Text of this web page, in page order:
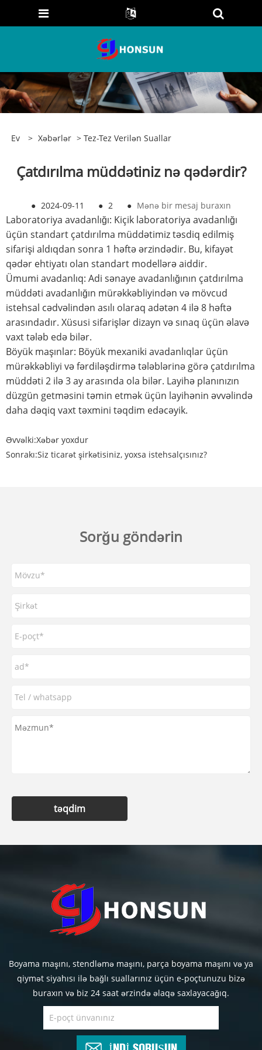
Ev > Xəbərlər > Tez-Tez Verilən Suallar
Çatdırılma müddətiniz nə qədərdir?
● 2024-09-11 ● 2 ● Mənə bir mesaj buraxın
Laboratoriya avadanlığı: Kiçik laboratoriya avadanlığı
üçün standart çatdırılma müddətimiz təsdiq edilmiş
sifarişi aldıqdan sonra 1 həftə ərzindədir. Bu, kifayət
qədər ehtiyatı olan standart modellərə aiddir.
Ümumi avadanlıq: Adi sənaye avadanlığının çatdırılma
müddəti avadanlığın mürəkkəbliyindən və mövcud
istehsal cədvəlindən asılı olaraq adətən 4 ilə 8 həftə
arasındadır. Xüsusi sifarişlər dizayn və sınaq üçün əlavə
vaxt tələb edə bilər.
Böyük maşınlar: Böyük mexaniki avadanlıqlar üçün
mürəkkəbliyi və fərdiləşdirmə tələblərinə görə çatdırılma
müddəti 2 ilə 3 ay arasında ola bilər. Layihə planınızın
düzgün getməsini təmin etmək üçün layihənin əvvəlində
daha dəqiq vaxt təxmini təqdim edəcəyik.
Əvvəlki:Xəbər yoxdur
Sonrakı:Siz ticarət şirkətisiniz, yoxsa istehsalçısınız?
Sorğu göndərin
təqdim
Boyama maşını, stendləmə maşını, parça boyama maşını və ya
qiymət siyahısı ilə bağlı suallarınız üçün e-poçtunuzu bizə
buraxın və biz 24 saat ərzində əlaqə saxlayacağıq.
İNDİ SORUŞUN